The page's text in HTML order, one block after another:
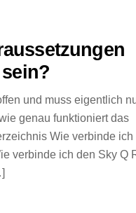
und muss eigentlich
genau funktioniert das
Wie verbinde ich
verbinde ich den Sky Q